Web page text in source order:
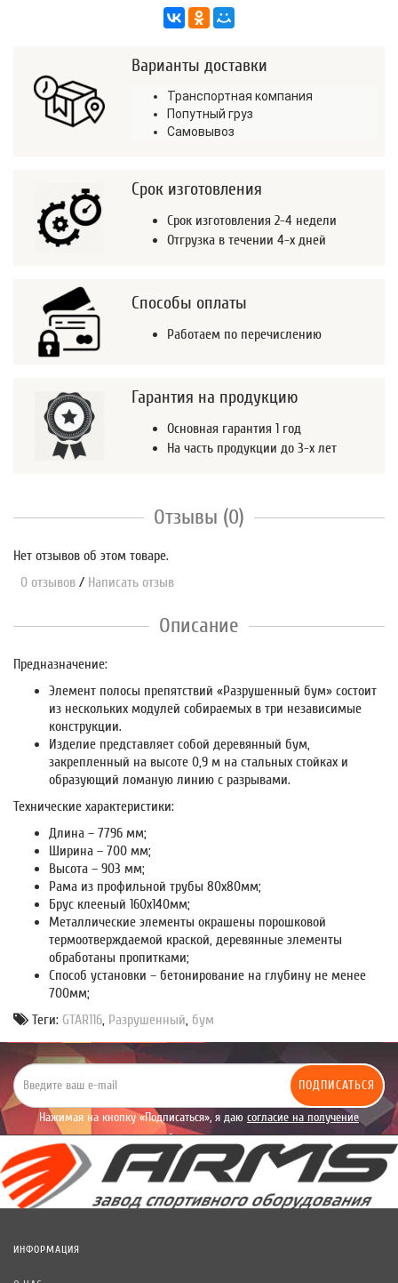
Варианты доставки
Транспортная компания
Попутный груз
Самовывоз
Срок изготовления
Срок изготовления 2-4 недели
Отгрузка в течении 4-х дней
Способы оплаты
Работаем по перечислению
Гарантия на продукцию
Основная гарантия 1 год
На часть продукции до 3-х лет
Отзывы (0)
Нет отзывов об этом товаре.
0 отзывов / Написать отзыв
Описание
Предназначение:
Элемент полосы препятствий «Разрушенный бум» состоит
из нескольких модулей собираемых в три независимые
конструкции.
Изделие представляет собой деревянный бум,
закрепленный на высоте 0,9 м на стальных стойках и
образующий ломаную линию с разрывами.
Технические характеристики:
Длина – 7796 мм;
Ширина – 700 мм;
Высота – 903 мм;
Рама из профильной трубы 80х80мм;
Брус клееный 160х140мм;
Металлические элементы окрашены порошковой
термоотверждаемой краской, деревянные элементы
обработаны пропитками;
Способ установки – бетонирование на глубину не менее
700мм;
Теги: GTAR116, Разрушенный, бум
ПОДПИСАТЬСЯ
Нажимая на кнопку «Подписаться», я даю согласие на получение
уведомлений рекламного характера.
ИНФОРМАЦИЯ